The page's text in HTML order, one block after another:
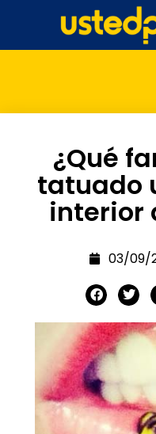
¿Qué
tatuado
interior
03/09/